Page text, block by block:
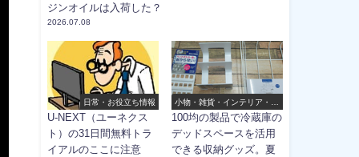
ジンオイルは入荷した？
2026.07.08
日常・お役立ち情報
U-NEXT（ユーネクス
ト）の31日間無料トラ
イアルのここに注意
小物・雑貨・インテリア・ほ
か
100均の製品で冷蔵庫の
デッドスペースを活用
できる収納グッズ。夏